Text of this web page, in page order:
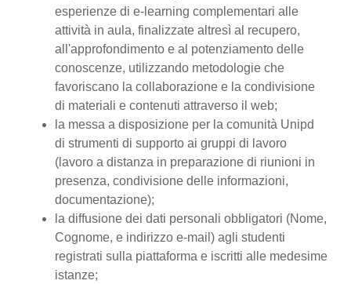
esperienze di e-learning complementari alle
attività in aula, finalizzate altresì al recupero,
all'approfondimento e al potenziamento delle
conoscenze, utilizzando metodologie che
favoriscano la collaborazione e la condivisione
di materiali e contenuti attraverso il web;
la messa a disposizione per la comunità Unipd
di strumenti di supporto ai gruppi di lavoro
(lavoro a distanza in preparazione di riunioni in
presenza, condivisione delle informazioni,
documentazione);
la diffusione dei dati personali obbligatori (Nome,
Cognome, e indirizzo e-mail) agli studenti
registrati sulla piattaforma e iscritti alle medesime
istanze;